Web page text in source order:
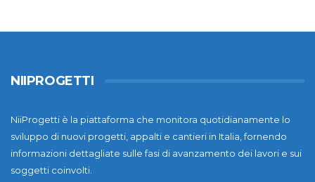
NIIPROGETTI
NiiProgetti è la piattaforma che monitora quotidianamente lo
sviluppo di nuovi progetti, appalti e cantieri in Italia, fornendo
informazioni dettagliate sulle fasi di avanzamento dei lavori e sui
soggetti coinvolti.